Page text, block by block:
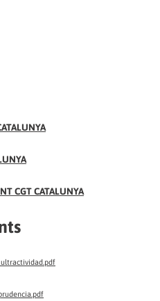
CGT CATALUNYA